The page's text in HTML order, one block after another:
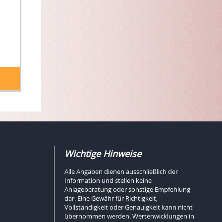
Wichtige Hinweise
Alle Angaben dienen ausschließlich der
Information und stellen keine
Anlageberatung oder sonstige Empfehlung
dar. Eine Gewähr für Richtigkeit,
Vollständigkeit oder Genauigkeit kann nicht
übernommen werden. Wertenwicklungen in